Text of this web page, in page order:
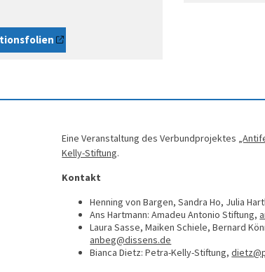
Eine Veranstaltung des Verbundprojektes
Kelly-Stiftung.
Kontakt
Henning von Bargen, Sandra Ho, Julia
Ans Hartmann: Amadeu Antonio Stiftung,
Laura Sasse, Maiken Schiele, Bernard
anbeg@dissens.de
Bianca Dietz: Petra-Kelly-Stiftung,